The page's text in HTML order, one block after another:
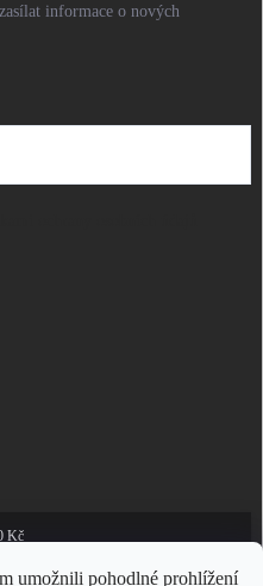
umožnili pohodlné prohlížení
informace o nových
Kč